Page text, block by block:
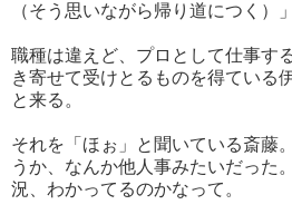
（そう思いながら帰り道につく）」
職種は違えど、プロとして仕事す
き寄せて受けとるものを得ている
と来る。
それを「ほぉ」と聞いている斎藤
うか、なんか他人事みたいだった
況、わかってるのかなって。